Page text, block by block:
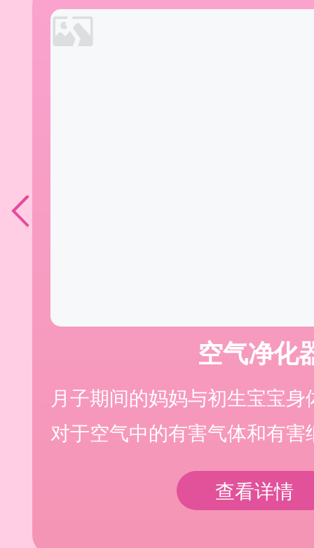
空气净化
月子期间的妈妈与初生宝宝
对于空气中的有害气体和有
查看详情